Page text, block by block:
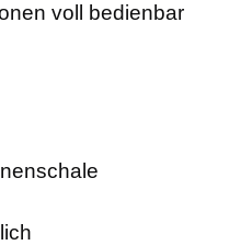
voll bedienbar